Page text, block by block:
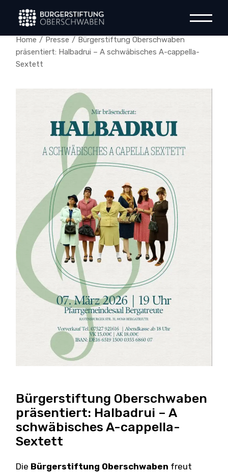
content
Home Presse
Bürgerstiftung Oberschwaben
präsentiert: Halbadrui – A schwäbisches A-cappella-
Sextett
Bürgerstiftung Oberschwaben
präsentiert: Halbadrui – A
schwäbisches A-cappella-
Sextett
Die Bürgerstiftung Oberschwaben freut